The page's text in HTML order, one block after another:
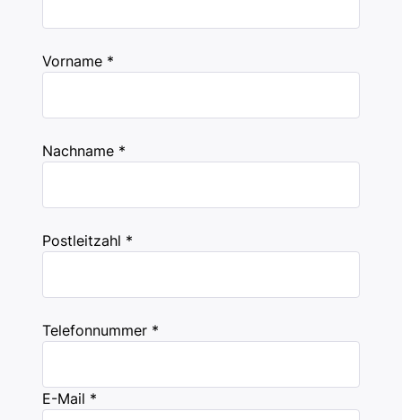
Vorname *
Nachname *
Postleitzahl *
Telefonnummer *
E-Mail *